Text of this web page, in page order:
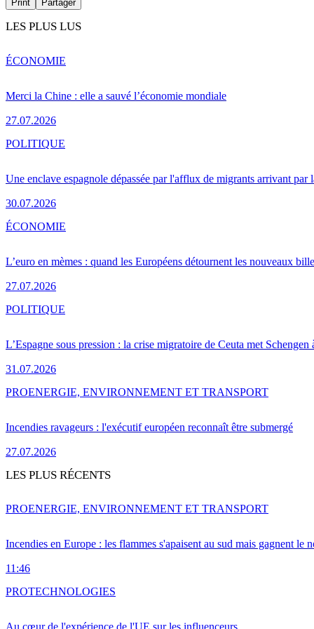
Print Partager
LES PLUS LUS
Merci la Chine : elle a sauvé l’économie mondiale
27.07.2026
ÉCONOMIE
Une enclave espagnole dépassée par l'afflux de migrants arrivant par
30.07.2026
POLITIQUE
L’euro en mèmes : quand les Européens détournent les nouveaux
27.07.2026
ÉCONOMIE
L’Espagne sous pression : la crise migratoire de Ceuta met Schengen
31.07.2026
POLITIQUE
Incendies ravageurs : l'exécutif européen reconnaît être submergé
27.07.2026
PROENERGIE, ENVIRONNEMENT ET TRANSPORT
LES PLUS RÉCENTS
Incendies en Europe : les flammes s'apaisent au sud mais gagnent le
11:46
PROENERGIE, ENVIRONNEMENT ET TRANSPORT
Au cœur de l'expérience de l'UE sur les influenceurs
PROTECHNOLOGIES